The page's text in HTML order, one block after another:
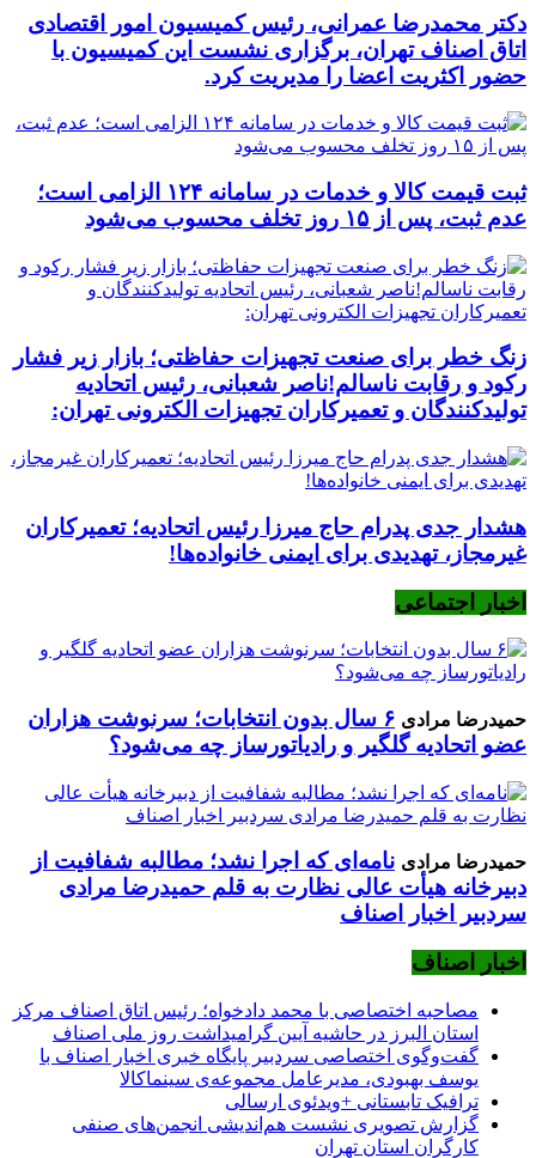
دکتر محمدرضا عمرانی، رئیس کمیسیون امور اقتصادی
اتاق اصناف تهران، برگزاری نشست این کمیسیون با
حضور اکثریت اعضا را مدیریت کرد.
ثبت قیمت کالا و خدمات در سامانه ۱۲۴ الزامی است؛
عدم ثبت، پس از ۱۵ روز تخلف محسوب می‌شود
زنگ خطر برای صنعت تجهیزات حفاظتی؛ بازار زیر فشار
رکود و رقابت ناسالم!ناصر شعبانی، رئیس اتحادیه
تولیدکنندگان و تعمیرکاران تجهیزات الکترونی تهران:
هشدار جدی پدرام حاج میرزا رئیس اتحادیه؛ تعمیرکاران
غیرمجاز، تهدیدی برای ایمنی خانواده‌ها!
اخبار اجتماعی
حمیدرضا مرادی
۶ سال بدون انتخابات؛ سرنوشت هزاران
عضو اتحادیه گلگیر و رادیاتورساز چه می‌شود؟
حمیدرضا مرادی نامه‌ای که اجرا نشد؛ مطالبه شفافیت از
دبیرخانه هیأت عالی نظارت به قلم حمیدرضا مرادی
سردبیر اخبار اصناف
اخبار اصناف
مصاحبه اختصاصی با محمد دادخواه؛ رئیس اتاق اصناف مرکز
استان البرز در حاشیه آیین گرامیداشت روز ملی اصناف
گفت‌وگوی اختصاصی سردبیر پایگاه خبری اخبار اصناف با
یوسف بهبودی، مدیرعامل مجموعه‌ی سینماکالا
ترافیک تابستانی +ویدئوی ارسالی
گزارش تصویری نشست هم‌اندیشی انجمن‌های صنفی
کارگران استان تهران